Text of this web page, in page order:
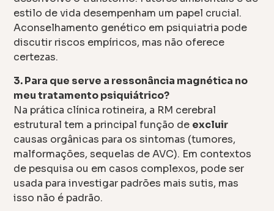
estilo de vida desempenham um papel crucial.
Aconselhamento genético em psiquiatria pode
discutir riscos empíricos, mas não oferece
certezas.
3. Para que serve a ressonância magnética no
meu tratamento psiquiátrico?
Na prática clínica rotineira, a RM cerebral
estrutural tem a principal função de excluir
causas orgânicas para os sintomas (tumores,
malformações, sequelas de AVC). Em contextos
de pesquisa ou em casos complexos, pode ser
usada para investigar padrões mais sutis, mas
isso não é padrão.